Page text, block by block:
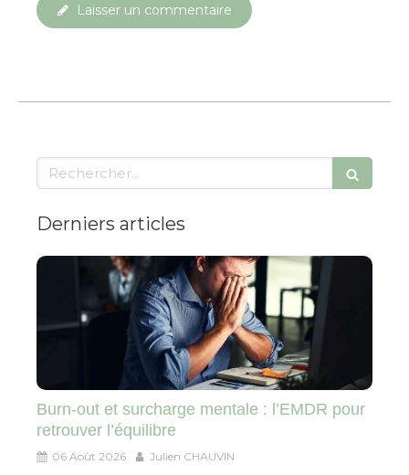
Laisser un commentaire
Rechercher
Derniers articles
Burn-out et surcharge mentale : l’EMDR pour
retrouver l’équilibre
06 Août 2026 Julien CHAUVIN